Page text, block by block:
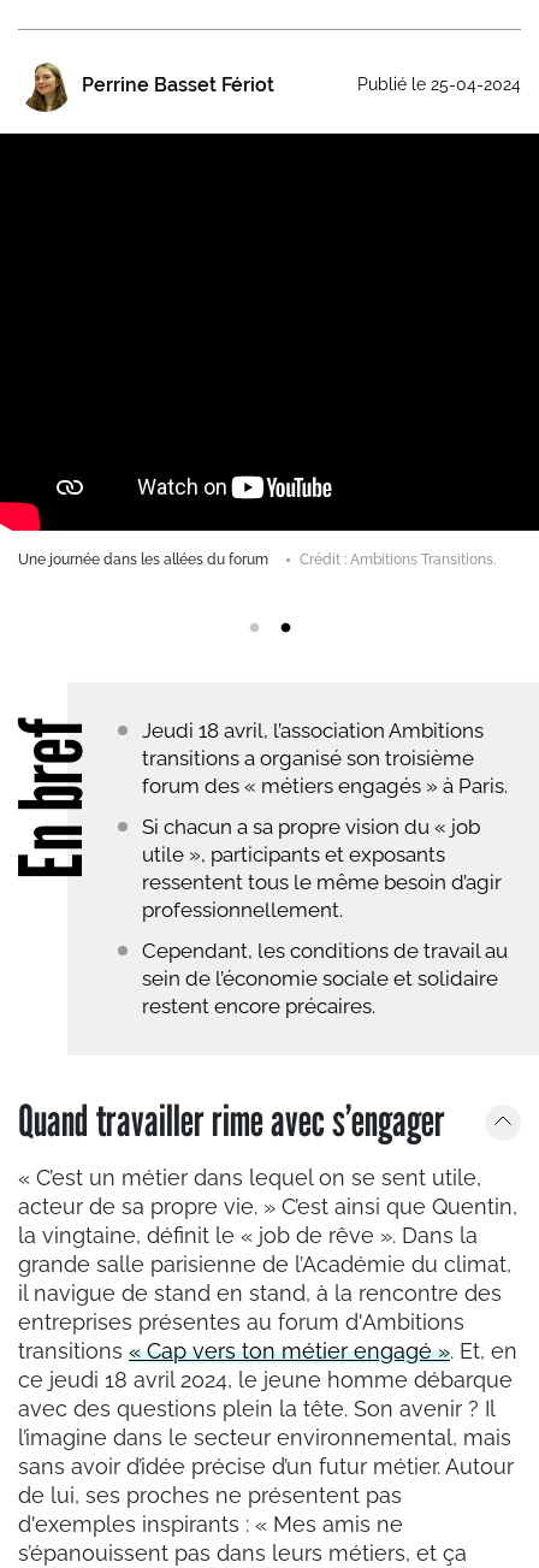
Perrine Basset Fériot Publié le 25-04-2024
bref
Jeudi 18 avril, l’association Ambitions
transitions a organisé son troisième
forum des « métiers engagés » à Paris.
Si chacun a sa propre vision du « job
utile », participants et exposants
ressentent tous le même besoin d’agir
professionnellement.
Cependant, les conditions de travail au
sein de l’économie sociale et solidaire
restent encore précaires.
qui
Une journée dans les allées du forum Crédit : Ambitions
Quand travailler rime avec s’engager
« C’est un métier dans lequel on se sent utile,
acteur de sa propre vie. » C’est ainsi que Quentin,
la vingtaine, définit le « job de rêve ». Dans la
grande salle parisienne de l’Académie du climat,
il navigue de stand en stand, à la rencontre des
entreprises présentes au forum d'Ambitions
transitions « Cap vers ton métier engagé ». Et, en
ce jeudi 18 avril 2024, le jeune homme débarque
avec des questions plein la tête. Son avenir ? Il
l’imagine dans le secteur environnemental, mais
sans avoir d’idée précise d’un futur métier. Autour
de lui, ses proches ne présentent pas
d'exemples inspirants : « Mes amis ne
s’épanouissent pas dans leurs métiers, et ça